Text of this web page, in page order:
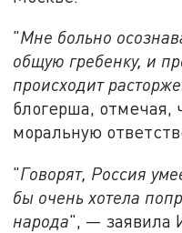
"Мне больно
общую гребенку, и
происходит
блогерша, отмечая,
моральную
"Говорят, Россия
бы очень хотела
народа", — заявила